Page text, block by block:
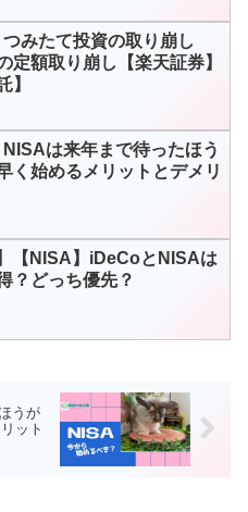
つみたて投資の取り崩し
定額取り崩し【楽天証券】
】
NISAは来年まで待ったほう
く始めるメリットとデメリ
【NISA】iDeCoとNISAは
？どっち優先？
うが
ット